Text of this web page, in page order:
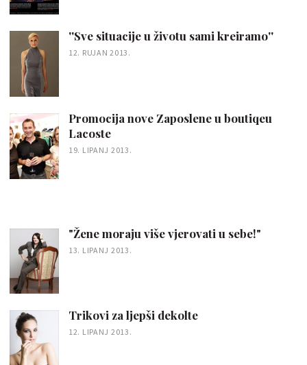
''Sve situacije u životu sami kreiramo''
12. RUJAN 2013.
Promocija nove Zaposlene u boutiqeu
Lacoste
19. LIPANJ 2013.
"Žene moraju više vjerovati u sebe!"
13. LIPANJ 2013.
Trikovi za ljepši dekolte
12. LIPANJ 2013.